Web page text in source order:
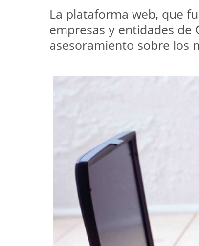
La plataforma web, que
empresas y entidades
asesoramiento sobre los